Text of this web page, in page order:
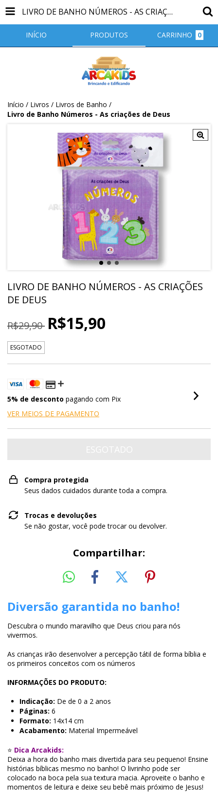
LIVRO DE BANHO NÚMEROS - AS CRIAÇÕES DE DEUS
INÍCIO PRODUTOS CARRINHO 0
Início / Livros / Livros de Banho /
Livro de Banho Números - As criações de Deus
LIVRO DE BANHO NÚMEROS - AS CRIAÇÕES
DE DEUS
R$29,90 R$15,90
ESGOTADO
5% de desconto pagando com Pix
VER MEIOS DE PAGAMENTO
Compra protegida
Seus dados cuidados durante toda a compra.
Trocas e devoluções
Se não gostar, você pode trocar ou devolver.
Compartilhar:
Diversão garantida no banho!
Descubra o mundo maravilho que Deus criou para nós
vivermos.
As crianças irão desenvolver a percepção tátil de forma bíblia e
os primeiros conceitos com os números
INFORMAÇÕES DO PRODUTO:
Indicação: De de 0 a 2 anos
Páginas: 6
Formato: 14x14 cm
Acabamento: Material Impermeável
⭐ Dica Arcakids:
Deixa a hora do banho mais divertida para seu pequeno! Ensine
histórias bíblicas mesmo no banho! O livrinho pode ser
colocado na boca pela sua textura macia. Aproveite o banho e
momentos de leitura e deixe seu bebê mais próximo de Jesus!